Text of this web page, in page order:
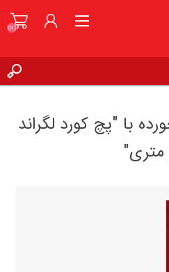
(0)
با "پچ کورد لگراند
متری"